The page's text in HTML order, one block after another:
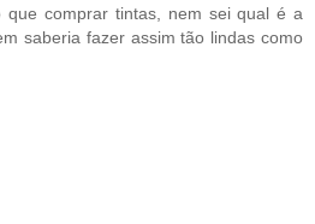
que comprar tintas, nem sei qual é a
saberia fazer assim tão lindas como